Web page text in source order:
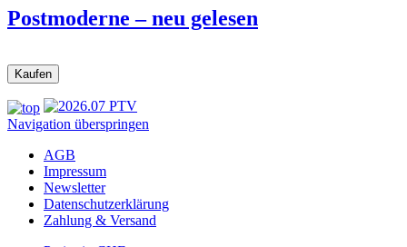
Postmoderne – neu gelesen
Navigation überspringen
AGB
Impressum
Newsletter
Datenschutzerklärung
Zahlung & Versand